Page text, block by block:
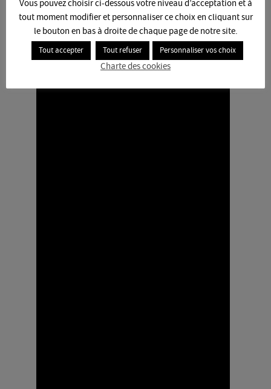
Vous pouvez choisir ci-dessous votre niveau d’acceptation et à
tout moment modifier et personnaliser ce choix en cliquant sur
le bouton en bas à droite de chaque page de notre site.
Tout accepter Tout refuser Personnaliser vos choix
Charte des cookies